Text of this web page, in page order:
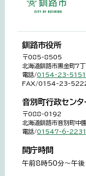
釧路市役所
〒085-8505
北海道釧路市黒金町7
電話/0154-23-5151
FAX/0154-23-
音別町行政センタ
〒088-0192
北海道釧路市音別町中
電話/01547-6-2231
開庁時間
午前8時50分～午後